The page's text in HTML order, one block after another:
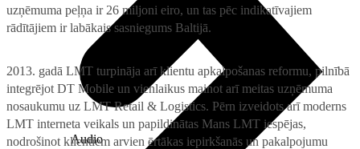
Audio
uzņēmuma peļņa ir 26 miljoni eiro, un tas pēc indikatīvajiem
rādītājiem ir labākais sasniegums Baltijā.
2013. gadā LMT turpināja arī klientu apkalpošanas reformu, pilnībā
integrējot DT Mobile un vienlaikus mainot arī meitas uzņēmuma
nosaukumu uz LMT Retail & Logistics. Pērn izveidots arī moderns
LMT interneta veikals un papildinātas Mans LMT iespējas,
nodrošinot klientiem arvien ērtākas iepirkšanās un pakalpojumu